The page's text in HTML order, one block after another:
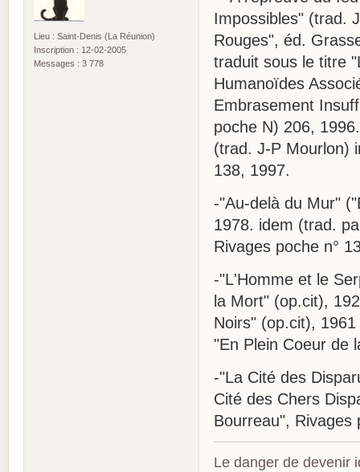
Lieu : Saint-Denis (La Réunion)
Inscription : 12-02-2005
Messages : 3 778
Impossibles" (trad.
Rouges", éd.
traduit sous le titre
Humanoïdes
Embrasement
poche N) 206,
(trad. J-P Mourlon)
138, 1997.
-"Au-delà du Mur"
1978. idem (trad.
Rivages poche n°
-"L'Homme et le
la Mort" (op.cit),
Noirs" (op.cit),
"En Plein Coeur de
-"La Cité des
Cité des Chers
Bourreau", Rivages
Le danger de devenir